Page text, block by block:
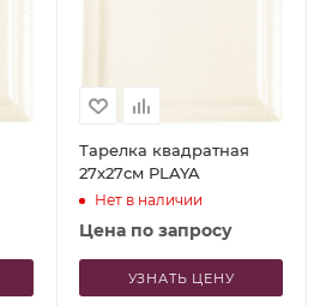
Тарелка квадратная
27x27см PLAYA
Нет в наличии
Цена по запросу
УЗНАТЬ ЦЕНУ